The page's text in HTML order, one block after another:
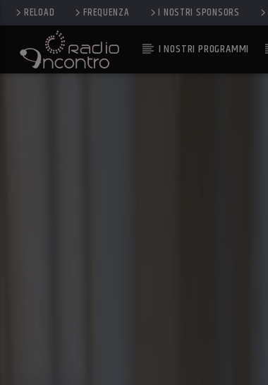
RELOAD FREQUENZA I NOSTRI SPONSORS
I NOSTRI PROGRAMMI